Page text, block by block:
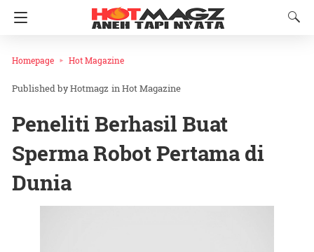
Homepage Hot Magazine
Hotmagz inHot Magazine
Peneliti Berhasil Buat
Sperma Robot Pertama di
Dunia